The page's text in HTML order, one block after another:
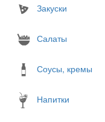
Закуски
Салаты
Соусы, кремы
Напитки